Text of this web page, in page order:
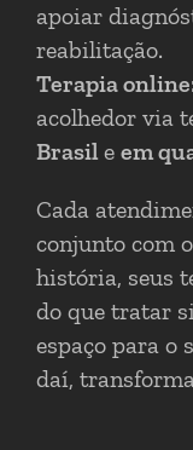
apoiar
reabilitação.
Terapia
acolhedor via
Brasile em
Cada
conjunto com
história, seus
do que tratar
espaço para
daí,